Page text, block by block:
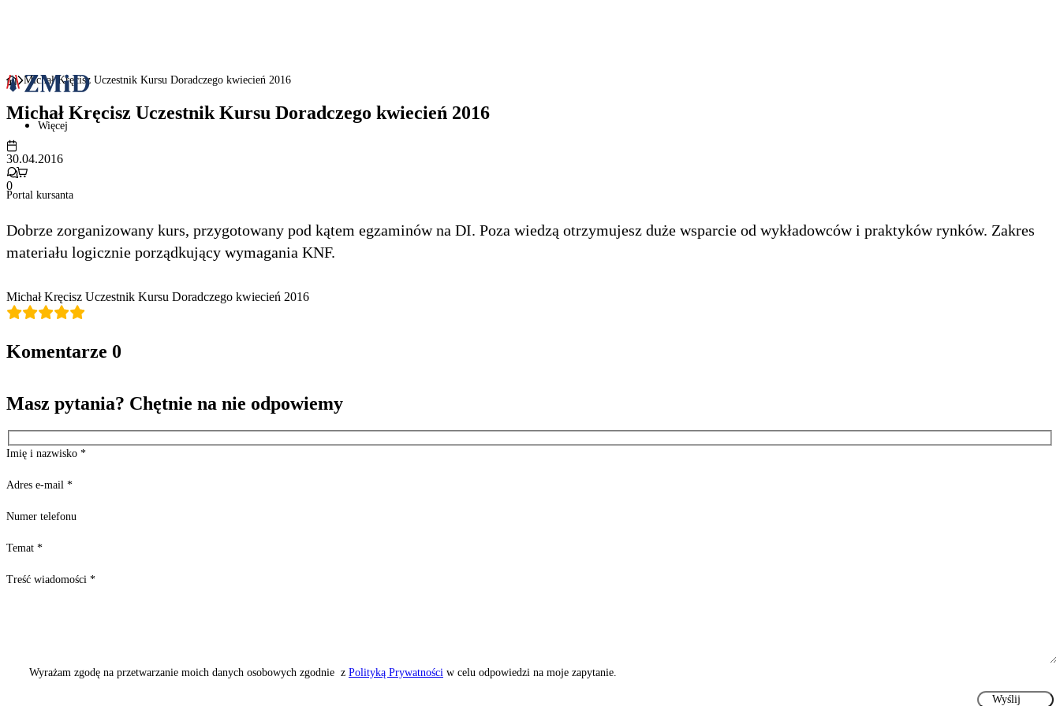
Więcej
Portal kursanta
Michał Kręcisz Uczestnik Kursu Doradczego kwiecień 2016
Michał Kręcisz Uczestnik Kursu Doradczego kwiecień 2016
30.04.2016
0
Dobrze zorganizowany kurs, przygotowany pod kątem egzaminów na DI. Poza wiedzą otrzymujesz duże wsparcie od wykładowców i praktyków rynków. Zakres
materiału logicznie porządkujący wymagania KNF.
Michał Kręcisz Uczestnik Kursu Doradczego kwiecień 2016
Komentarze 0
Masz pytania? Chętnie na nie odpowiemy
Imię i nazwisko *
Adres e-mail *
Numer telefonu
Temat *
Treść wiadomości *
Wyrażam zgodę na przetwarzanie moich danych osobowych zgodnie z Polityką Prywatności w celu odpowiedzi na moje zapytanie.